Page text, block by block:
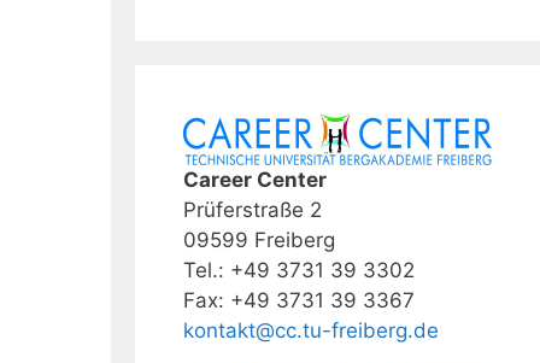
Career Center
Prüferstraße 2
09599 Freiberg
Tel.: +49 3731 39 3302
Fax: +49 3731 39 3367
kontakt@cc.tu-freiberg.de